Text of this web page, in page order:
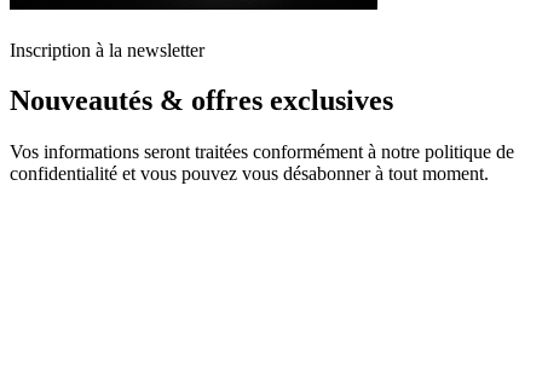
Inscription à la newsletter
Nouveautés & offres exclusives
Vos informations seront traitées conformément à notre politique de
confidentialité et vous pouvez vous désabonner à tout moment.